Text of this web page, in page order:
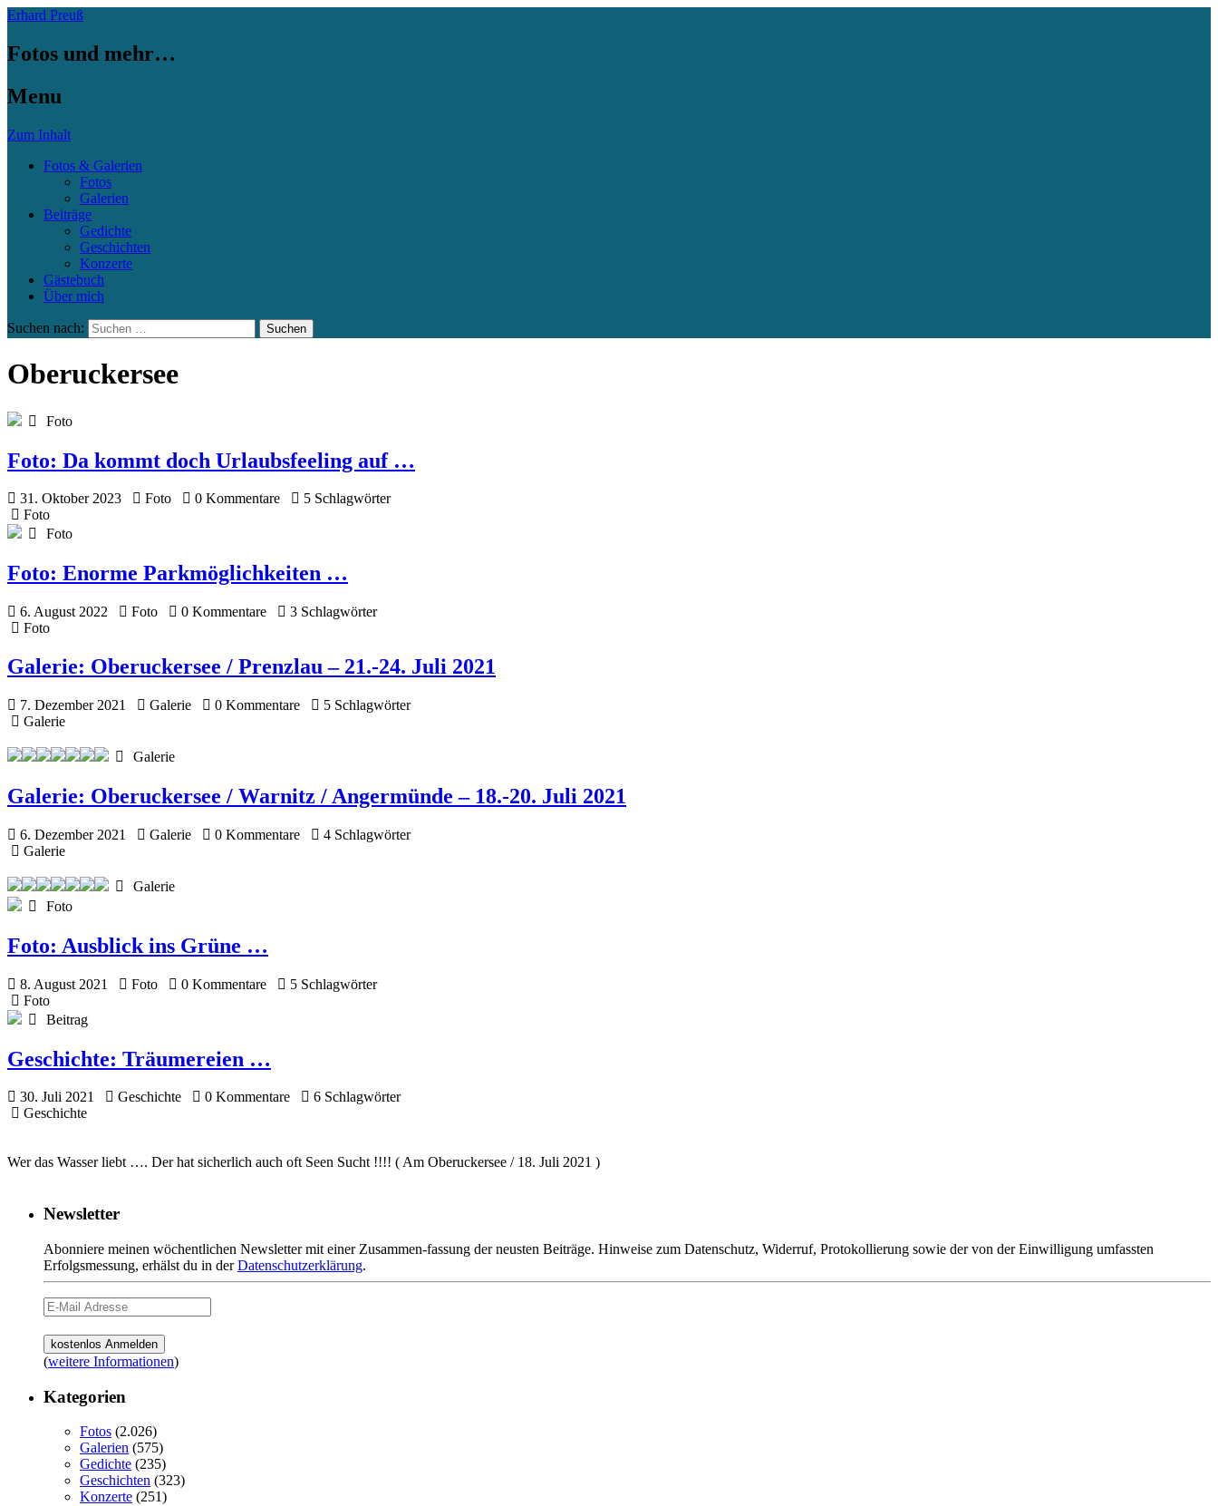
Erhard Preuß
Fotos und mehr…
Menu
Zum Inhalt
Fotos & Galerien
Fotos
Galerien
Beiträge
Gedichte
Geschichten
Konzerte
Gästebuch
Über mich
Suchen nach:
Oberuckersee
Foto
Foto: Da kommt doch Urlaubsfeeling auf …
31. Oktober 2023 Foto 0 Kommentare
5 Schlagwörter
Foto
Foto
Foto: Enorme Parkmöglichkeiten …
6. August 2022 Foto 0 Kommentare
3 Schlagwörter
Foto
Galerie: Oberuckersee / Prenzlau – 21.-24. Juli 2021
7. Dezember 2021 Galerie 0 Kommentare
5 Schlagwörter
Galerie
Galerie
Galerie: Oberuckersee / Warnitz / Angermünde – 18.-20. Juli 2021
6. Dezember 2021 Galerie 0 Kommentare
4 Schlagwörter
Galerie
Galerie
Foto
Foto: Ausblick ins Grüne …
8. August 2021 Foto 0 Kommentare
5 Schlagwörter
Foto
Beitrag
Geschichte: Träumereien …
30. Juli 2021 Geschichte 0 Kommentare
6 Schlagwörter
Geschichte
Wer das Wasser liebt …. Der hat sicherlich auch oft Seen Sucht !!!! ( Am Oberuckersee / 18. Juli 2021 )
Newsletter
Abonniere meinen wöchentlichen Newsletter mit einer Zusammen-fassung der neusten Beiträge. Hinweise zum Datenschutz, Widerruf, Protokollierung sowie der von der Einwilligung umfassten
Erfolgsmessung, erhälst du in derDatenschutzerklärung.
(weitere Informationen)
Kategorien
Fotos (2.026)
Galerien (575)
Gedichte (235)
Geschichten (323)
Konzerte (251)